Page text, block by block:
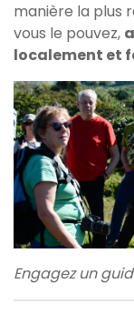
manière la plus
vous le pouvez,
localement et
Engagez un